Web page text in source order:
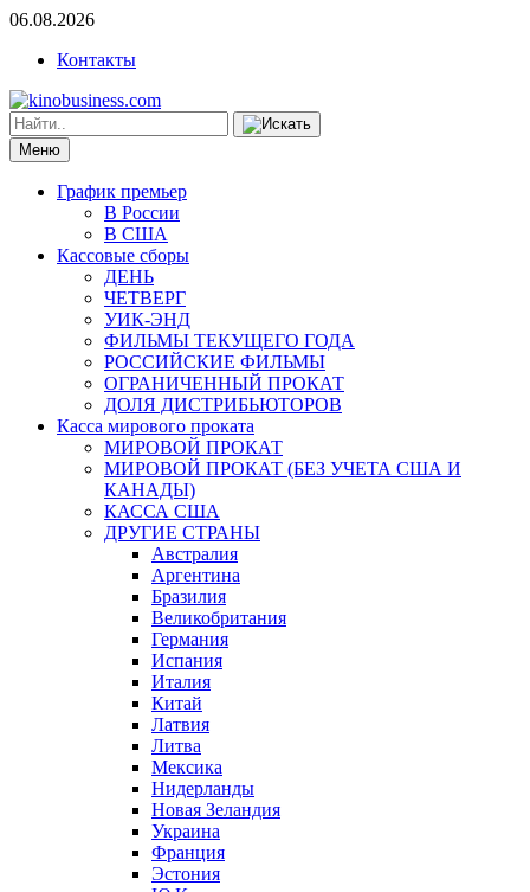
06.08.2026
Контакты
Меню
График премьер
В России
В США
Кассовые сборы
ДЕНЬ
ЧЕТВЕРГ
УИК-ЭНД
ФИЛЬМЫ ТЕКУЩЕГО ГОДА
РОССИЙСКИЕ ФИЛЬМЫ
ОГРАНИЧЕННЫЙ ПРОКАТ
ДОЛЯ ДИСТРИБЬЮТОРОВ
Касса мирового проката
МИРОВОЙ ПРОКАТ
МИРОВОЙ ПРОКАТ (БЕЗ УЧЕТА США И
КАНАДЫ)
КАССА США
ДРУГИЕ СТРАНЫ
Австралия
Аргентина
Бразилия
Великобритания
Германия
Испания
Италия
Китай
Латвия
Литва
Мексика
Нидерланды
Новая Зеландия
Украина
Франция
Эстония